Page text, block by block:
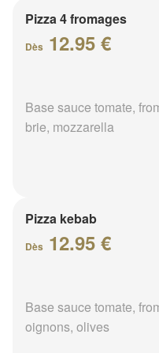
Pizza 4 fromages
Dès 12.95 €
Base sauce tomate,
brie, mozzarella
Pizza kebab
Dès 12.95 €
Base sauce tomate,
oignons, olives